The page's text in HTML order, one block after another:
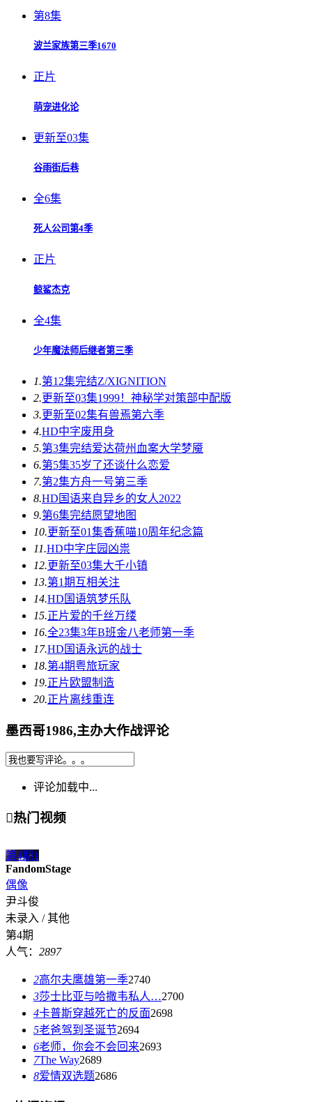
第8集
波兰家族第三季1670
正片
萌宠进化论
更新至03集
谷雨街后巷
全6集
死人公司第4季
正片
鲸鲨杰克
全4集
少年魔法师后继者第三季
1.第12集完结Z/XIGNITION
2.更新至03集1999！神秘学对策部中配版
3.更新至02集有兽焉第六季
4.HD中字废用身
5.第3集完结爱达荷州血案大学梦魇
6.第5集35岁了还谈什么恋爱
7.第2集方舟一号第三季
8.HD国语来自异乡的女人2022
9.第6集完结愿望地图
10.更新至01集香蕉喵10周年纪念篇
11.HD中字庄园凶祟
12.更新至03集大千小镇
13.第1期互相关注
14.HD国语筑梦乐队
15.正片爱的千丝万缕
16.全23集3年B班金八老师第一季
17.HD国语永远的战士
18.第4期粤旅玩家
19.正片欧盟制造
20.正片离线重连
墨西哥1986,主办大作战评论
评论加载中...
热门视频
第4期1
FandomStage
偶像
尹斗俊
未录入 / 其他
第4期
人气： 2897
2高尔夫鹰雄第一季2740
3莎士比亚与哈撒韦私人…2700
4卡普斯穿越死亡的反面2698
5老爸驾到圣诞节2694
6老师，你会不会回来2693
7The Way2689
8爱情双选题2686